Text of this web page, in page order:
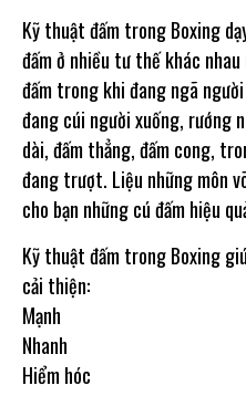
Kỹ thuật đấm trong Boxing
đấm ở nhiều tư thế khác
đấm trong khi đang ngã
đang cúi người xuống, rướng
dài, đấm thẳng, đấm cong,
đang trượt. Liệu những môn
cho bạn những cú đấm hiệu
Kỹ thuật đấm trong Boxing
cải thiện:
Mạnh
Nhanh
Hiểm hóc